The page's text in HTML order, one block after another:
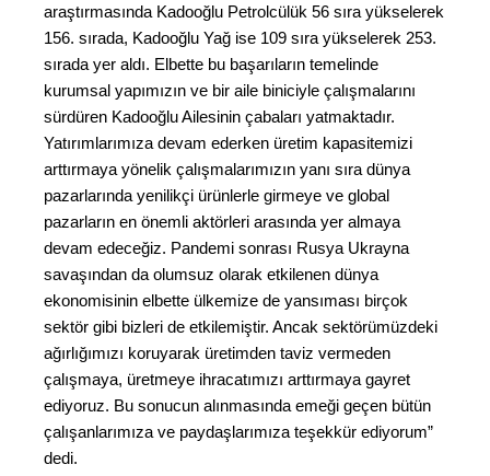
araştırmasında Kadooğlu Petrolcülük 56 sıra yükselerek
156. sırada, Kadooğlu Yağ ise 109 sıra yükselerek 253.
sırada yer aldı. Elbette bu başarıların temelinde
kurumsal yapımızın ve bir aile biniciyle çalışmalarını
sürdüren Kadooğlu Ailesinin çabaları yatmaktadır.
Yatırımlarımıza devam ederken üretim kapasitemizi
arttırmaya yönelik çalışmalarımızın yanı sıra dünya
pazarlarında yenilikçi ürünlerle girmeye ve global
pazarların en önemli aktörleri arasında yer almaya
devam edeceğiz. Pandemi sonrası Rusya Ukrayna
savaşından da olumsuz olarak etkilenen dünya
ekonomisinin elbette ülkemize de yansıması birçok
sektör gibi bizleri de etkilemiştir. Ancak sektörümüzdeki
ağırlığımızı koruyarak üretimden taviz vermeden
çalışmaya, üretmeye ihracatımızı arttırmaya gayret
ediyoruz. Bu sonucun alınmasında emeği geçen bütün
çalışanlarımıza ve paydaşlarımıza teşekkür ediyorum”
dedi.